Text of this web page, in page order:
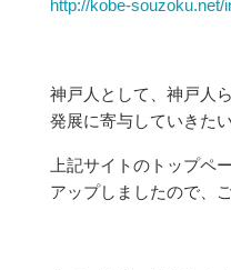
http://kobe-souzoku.net/
神戸人として、神戸人
発展に寄与していきた
上記サイトのトップペ
アップしましたので、